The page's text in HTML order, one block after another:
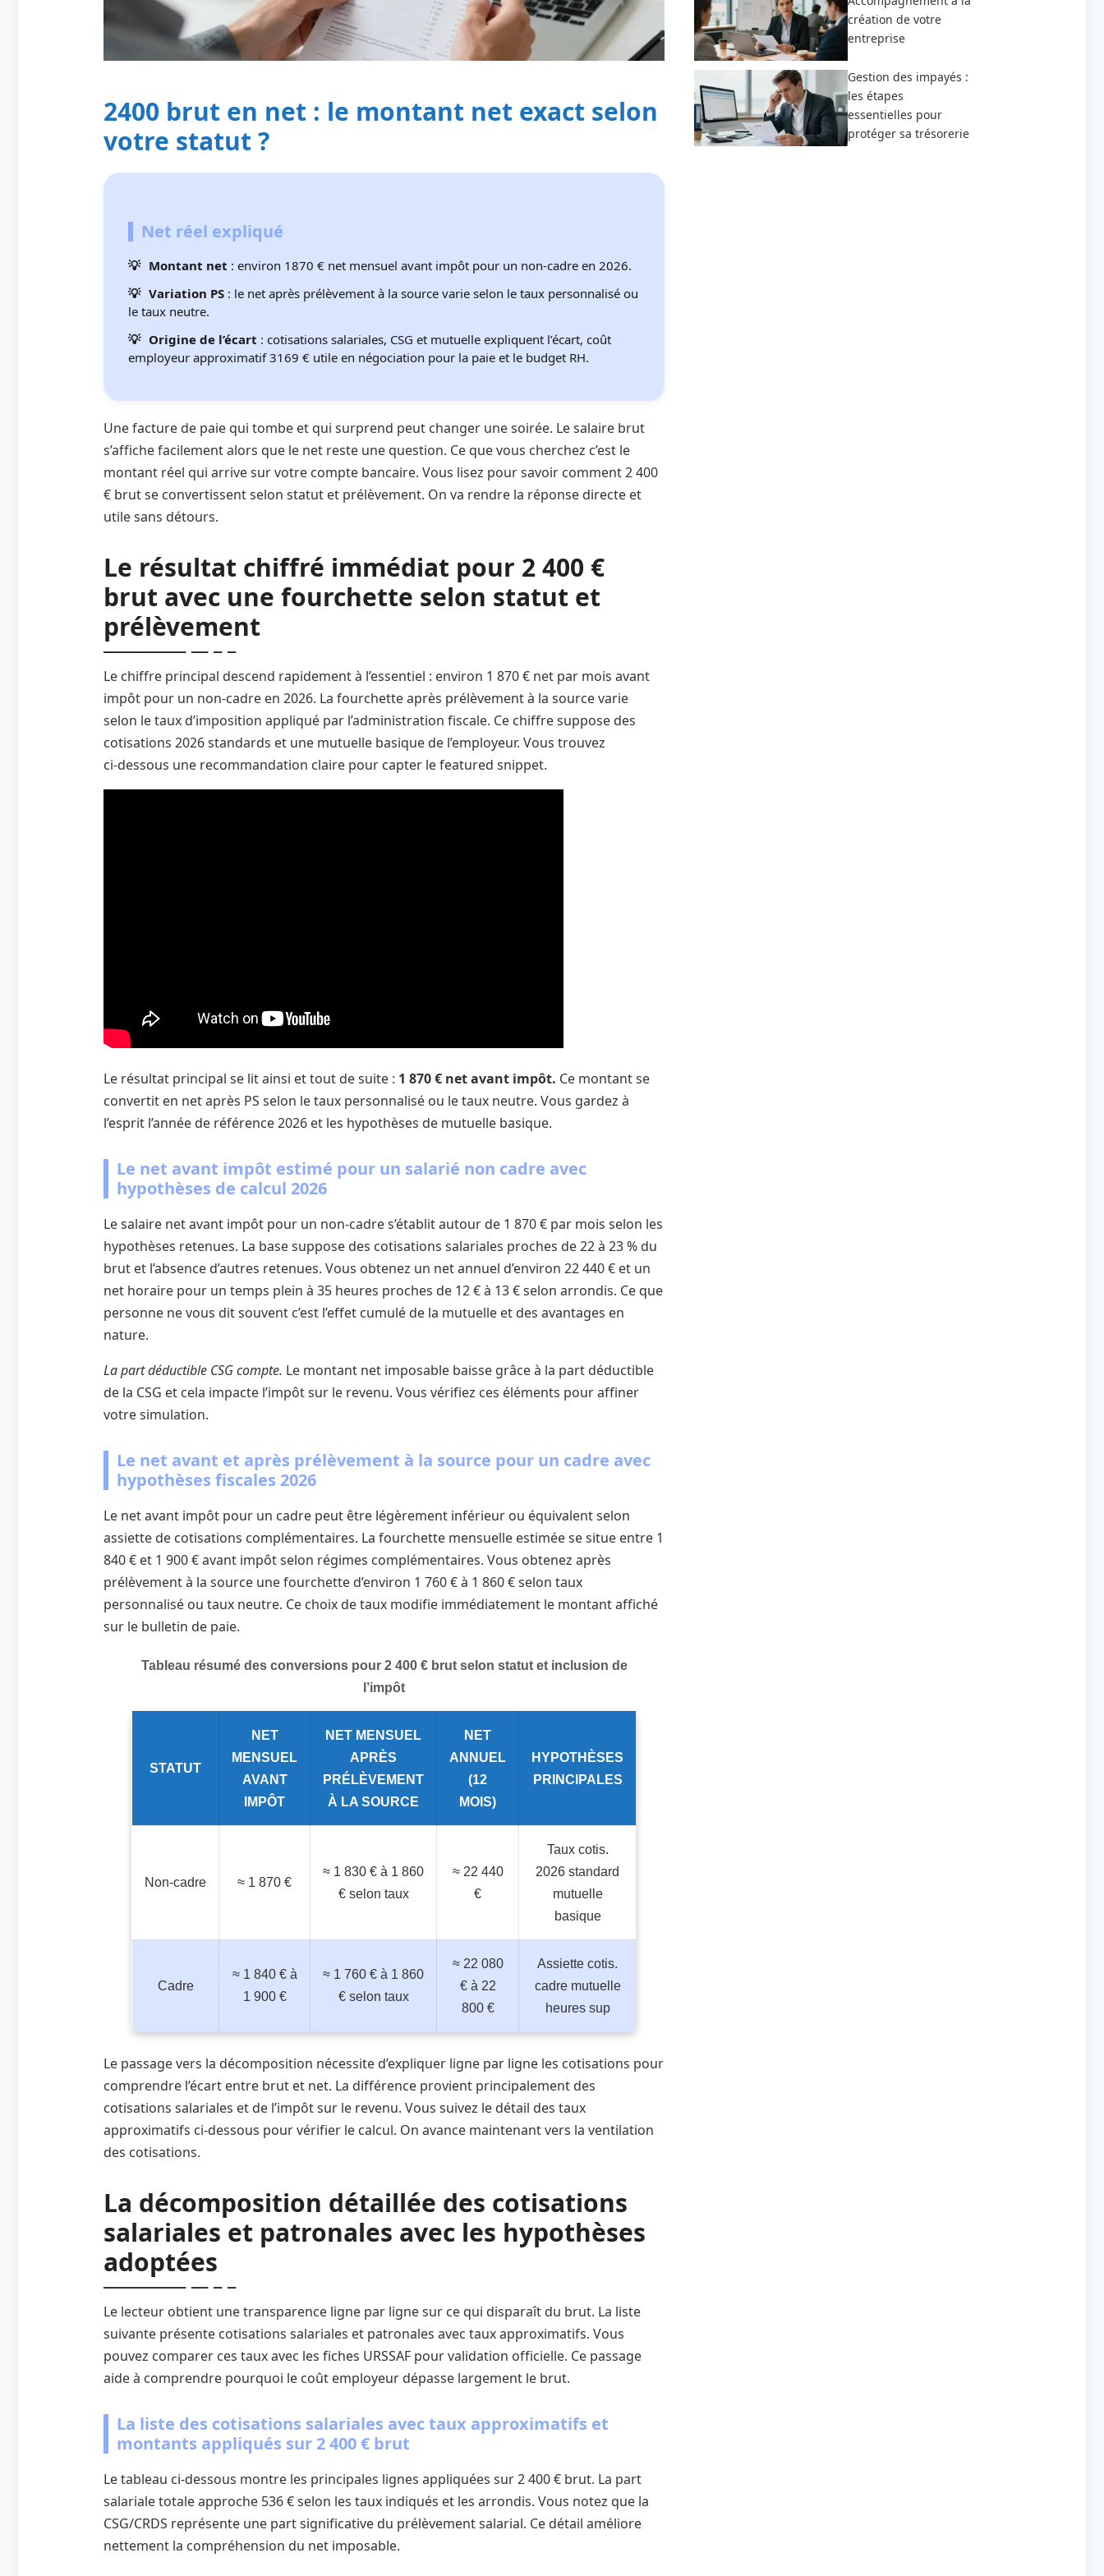
2400 brut en net : le montant net exact selon
votre statut ?
Net réel expliqué
Montant net : environ 1870 € net mensuel avant impôt pour un non‑cadre en 2026.
Variation PS : le net après prélèvement à la source varie selon le taux personnalisé ou
le taux neutre.
Origine de l’écart : cotisations salariales, CSG et mutuelle expliquent l’écart, coût
employeur approximatif 3169 € utile en négociation pour la paie et le budget RH.
Une facture de paie qui tombe et qui surprend peut changer une soirée. Le salaire brut
s’affiche facilement alors que le net reste une question. Ce que vous cherchez c’est le
montant réel qui arrive sur votre compte bancaire. Vous lisez pour savoir comment 2 400
€ brut se convertissent selon statut et prélèvement. On va rendre la réponse directe et
utile sans détours.
Le résultat chiffré immédiat pour 2 400 €
brut avec une fourchette selon statut et
prélèvement
Le chiffre principal descend rapidement à l’essentiel : environ 1 870 € net par mois avant
impôt pour un non‑cadre en 2026. La fourchette après prélèvement à la source varie
selon le taux d’imposition appliqué par l’administration fiscale. Ce chiffre suppose des
cotisations 2026 standards et une mutuelle basique de l’employeur. Vous trouvez
ci‑dessous une recommandation claire pour capter le featured snippet.
Le résultat principal se lit ainsi et tout de suite : 1 870 € net avant impôt. Ce montant se
convertit en net après PS selon le taux personnalisé ou le taux neutre. Vous gardez à
l’esprit l’année de référence 2026 et les hypothèses de mutuelle basique.
Le net avant impôt estimé pour un salarié non cadre avec
hypothèses de calcul 2026
Le salaire net avant impôt pour un non‑cadre s’établit autour de 1 870 € par mois selon les
hypothèses retenues. La base suppose des cotisations salariales proches de 22 à 23 % du
brut et l’absence d’autres retenues. Vous obtenez un net annuel d’environ 22 440 € et un
net horaire pour un temps plein à 35 heures proches de 12 € à 13 € selon arrondis. Ce que
personne ne vous dit souvent c’est l’effet cumulé de la mutuelle et des avantages en
nature.
La part déductible CSG compte. Le montant net imposable baisse grâce à la part déductible
de la CSG et cela impacte l’impôt sur le revenu. Vous vérifiez ces éléments pour affiner
votre simulation.
Le net avant et après prélèvement à la source pour un cadre avec
hypothèses fiscales 2026
Le net avant impôt pour un cadre peut être légèrement inférieur ou équivalent selon
assiette de cotisations complémentaires. La fourchette mensuelle estimée se situe entre 1
840 € et 1 900 € avant impôt selon régimes complémentaires. Vous obtenez après
prélèvement à la source une fourchette d’environ 1 760 € à 1 860 € selon taux
personnalisé ou taux neutre. Ce choix de taux modifie immédiatement le montant affiché
sur le bulletin de paie.
Tableau résumé des conversions pour 2 400 € brut selon statut et inclusion de
l’impôt
STATUT
NET
MENSUEL
AVANT
IMPÔT
NET MENSUEL
APRÈS
PRÉLÈVEMENT
À LA SOURCE
NET
ANNUEL
(12
MOIS)
HYPOTHÈSES
PRINCIPALES
Non‑cadre ≈ 1 870 €
≈ 1 830 € à 1 860
€ selon taux
≈ 22 440
€
Taux cotis.
2026 standard
mutuelle
basique
Cadre
≈ 1 840 € à
1 900 €
≈ 1 760 € à 1 860
€ selon taux
≈ 22 080
€ à 22
800 €
Assiette cotis.
cadre mutuelle
heures sup
Le passage vers la décomposition nécessite d’expliquer ligne par ligne les cotisations pour
comprendre l’écart entre brut et net. La différence provient principalement des
cotisations salariales et de l’impôt sur le revenu. Vous suivez le détail des taux
approximatifs ci‑dessous pour vérifier le calcul. On avance maintenant vers la ventilation
des cotisations.
La décomposition détaillée des cotisations
salariales et patronales avec les hypothèses
adoptées
Le lecteur obtient une transparence ligne par ligne sur ce qui disparaît du brut. La liste
suivante présente cotisations salariales et patronales avec taux approximatifs. Vous
pouvez comparer ces taux avec les fiches URSSAF pour validation officielle. Ce passage
aide à comprendre pourquoi le coût employeur dépasse largement le brut.
La liste des cotisations salariales avec taux approximatifs et
montants appliqués sur 2 400 € brut
Le tableau ci‑dessous montre les principales lignes appliquées sur 2 400 € brut. La part
salariale totale approche 536 € selon les taux indiqués et les arrondis. Vous notez que la
CSG/CRDS représente une part significative du prélèvement salarial. Ce détail améliore
nettement la compréhension du net imposable.
création de votre
entreprise
Gestion des impayés :
les étapes
essentielles pour
protéger sa trésorerie